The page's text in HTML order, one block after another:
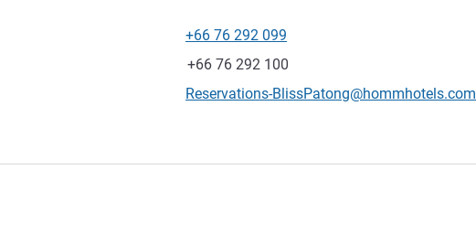
Telepon
+66 76 292 099
Fax
+66 76 292 100
Email kontak
Reservations-BlissPatong@hommhotels.com